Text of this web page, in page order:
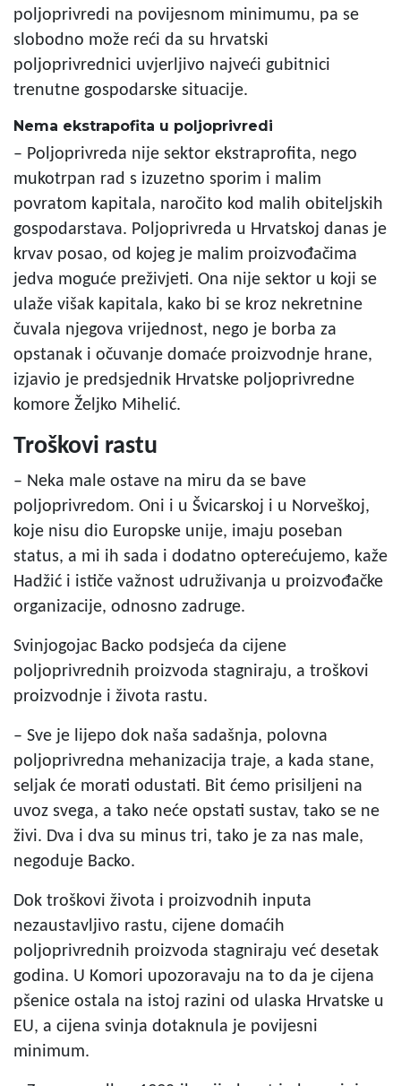
poljoprivredi na povijesnom minimumu, pa se
slobodno može reći da su hrvatski
poljoprivrednici uvjerljivo najveći gubitnici
trenutne gospodarske situacije.
Nema ekstrapofita u poljoprivredi
– Poljoprivreda nije sektor ekstraprofita, nego
mukotrpan rad s izuzetno sporim i malim
povratom kapitala, naročito kod malih obiteljskih
gospodarstava. Poljoprivreda u Hrvatskoj danas je
krvav posao, od kojeg je malim proizvođačima
jedva moguće preživjeti. Ona nije sektor u koji se
ulaže višak kapitala, kako bi se kroz nekretnine
čuvala njegova vrijednost, nego je borba za
opstanak i očuvanje domaće proizvodnje hrane,
izjavio je predsjednik Hrvatske poljoprivredne
komore Željko Mihelić.
Troškovi rastu
– Neka male ostave na miru da se bave
poljoprivredom. Oni i u Švicarskoj i u Norveškoj,
koje nisu dio Europske unije, imaju poseban
status, a mi ih sada i dodatno opterećujemo, kaže
Hadžić i ističe važnost udruživanja u proizvođačke
organizacije, odnosno zadruge.
Svinjogojac Backo podsjeća da cijene
poljoprivrednih proizvoda stagniraju, a troškovi
proizvodnje i života rastu.
– Sve je lijepo dok naša sadašnja, polovna
poljoprivredna mehanizacija traje, a kada stane,
seljak će morati odustati. Bit ćemo prisiljeni na
uvoz svega, a tako neće opstati sustav, tako se ne
živi. Dva i dva su minus tri, tako je za nas male,
negoduje Backo.
Dok troškovi života i proizvodnih inputa
nezaustavljivo rastu, cijene domaćih
poljoprivrednih proizvoda stagniraju već desetak
godina. U Komori upozoravaju na to da je cijena
pšenice ostala na istoj razini od ulaska Hrvatske u
EU, a cijena svinja dotaknula je povijesni
minimum.